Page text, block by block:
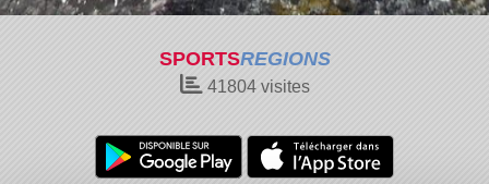
SPORTSREGIONS
41804visites